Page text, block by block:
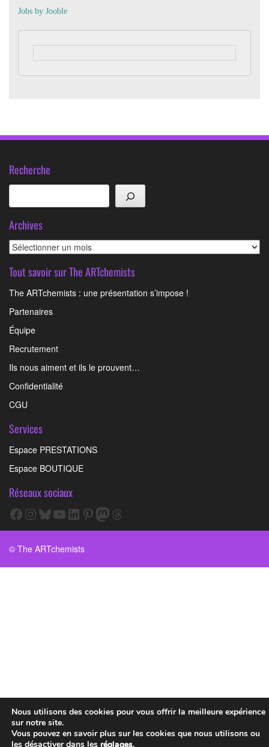
Jobs by Jooble
Recherche
Rechercher
Archives
Archives
Tout savoir sur The ARTchemists
The ARTchemists : une présentation s’impose !
Partenaires
Équipe
Recrutement
Ils nous aiment et ils le prouvent…
Confidentialité
CGU
Services
Espace PRESTATIONS
Espace BOUTIQUE
Réseaux sociaux
Facebook
Instagram
Bluesky
YouTube
LinkedIn
Pinterest
Mastodon
Threads
© The ARTchemists
Nous utilisons des cookies pour vous offrir la meilleure expérience
sur notre site.
Vous pouvez en savoir plus sur les cookies que nous utilisons ou
les désactiver dans les réglages.